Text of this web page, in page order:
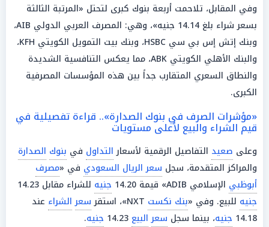
وفي المقابل، تلاحمت أربعة بنوك كبرى لتحتل «المرتبة الثالثة
بسعر شراء بلغ 14.14 جنيه»، وهي: المصرف العربي الدولي AIB،
وبنك إتش إس بي سي HSBC، وبنك بيت التمويل الكويتي KFH،
والبنك الأهلي الكويتي ABK، مما يعكس التنافسية الشديدة
والنطاق السعري المتقارب جداً بين هذه المؤسسات المصرفية
الكبرى.
«مؤشرات الصرف في بنوك الصدارة».. قراءة تفصيلية في
قيم الشراء والبيع لأعلى مستويات
وعلى صعيد التفاصيل الرقمية لأسعارالتداول في بنوك الصدارة
والمراكز المتقدمة، سجل سعر الريال السعودي في «مصرف
أبوظبي الإسلامي ADIB» قيمة 14.20 جنيه للشراء مقابل 14.23
جنيه للبيع. وفي «بنك نكست سعر الشراء عند
14.18 جنيه، بينما سجل سعر البيع جنيه.